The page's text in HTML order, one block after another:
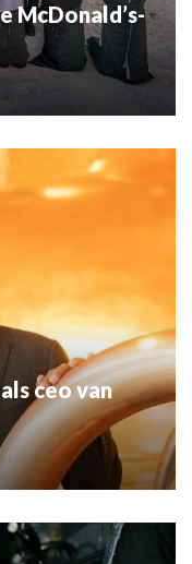
McDonald’s-
ceo van